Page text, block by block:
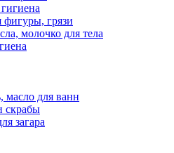
фигуры, грязи
молочко для тела
масло для ванн
скрабы
загара